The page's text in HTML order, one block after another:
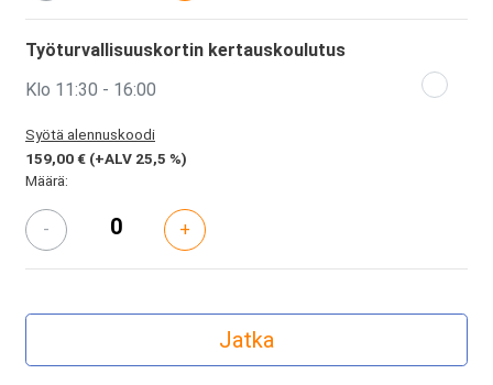
Työturvallisuuskortin kertauskoulutus
Klo 11:30 - 16:00
Syötä alennuskoodi
159,00 € (+ALV 25,5 %)
Määrä:
- +